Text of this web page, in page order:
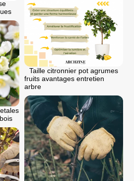
Taille citronnier pot agrumes
fruits avantages entretien
arbre